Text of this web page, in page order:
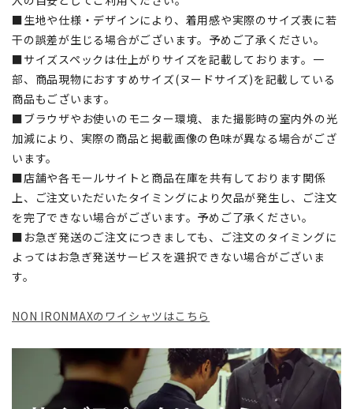
■生地や仕様・デザインにより、着用感や実際のサイズ表に若
干の誤差が生じる場合がございます。予めご了承ください。
■サイズスペックは仕上がりサイズを記載しております。一
部、商品現物におすすめサイズ(ヌードサイズ)を記載している
商品もございます。
■ブラウザやお使いのモニター環境、また撮影時の室内外の光
加減により、実際の商品と掲載画像の色味が異なる場合がござ
います。
■店舗や各モールサイトと商品在庫を共有しております関係
上、ご注文いただいたタイミングにより欠品が発生し、ご注文
を完了できない場合がございます。予めご了承ください。
■お急ぎ発送のご注文につきましても、ご注文のタイミングに
よってはお急ぎ発送サービスを選択できない場合がございま
す。
NON IRONMAXのワイシャツはこちら